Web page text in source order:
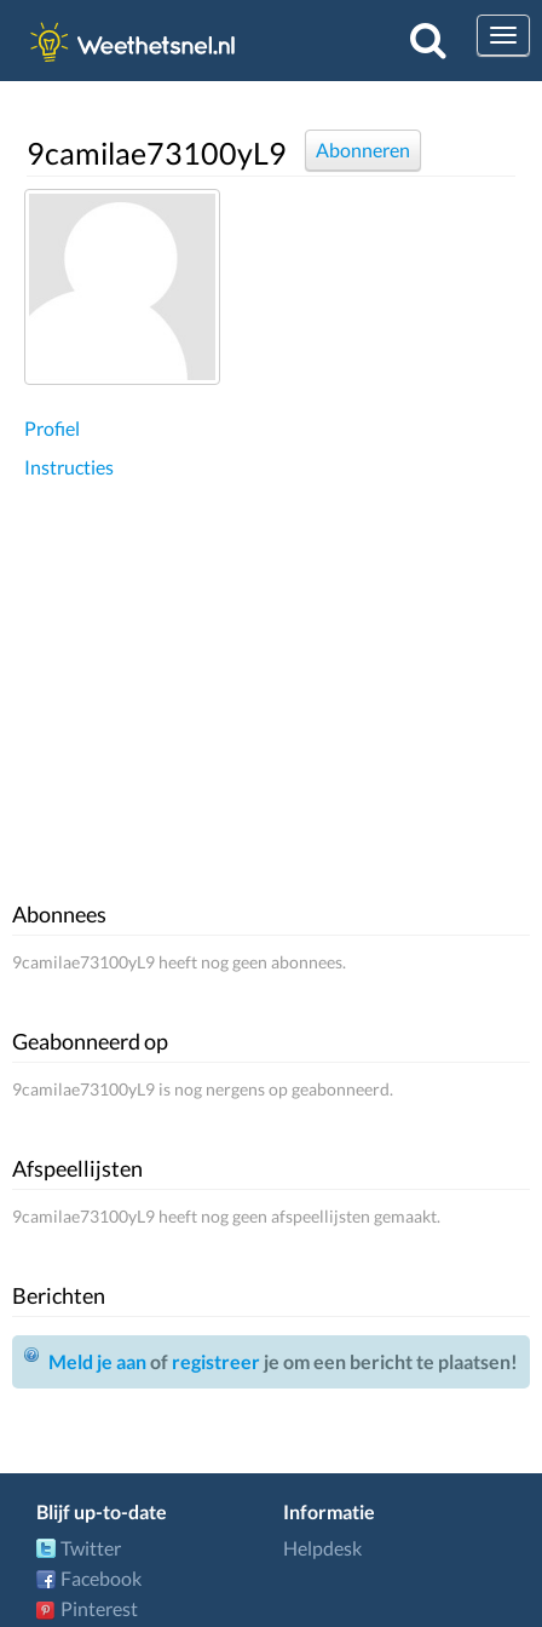
9camilae73100yL9 Abonneren
Profiel
Instructies
Abonnees
9camilae73100yL9 heeft nog geen abonnees.
Geabonneerd op
9camilae73100yL9 is nog nergens op geabonneerd.
Afspeellijsten
9camilae73100yL9 heeft nog geen afspeellijsten gemaakt.
Berichten
Meld je aanof registreer je om een bericht te plaatsen!
Blijf up-to-date
Twitter
Facebook
Pinterest
Informatie
Helpdesk